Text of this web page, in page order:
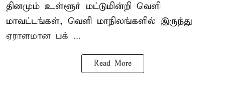
தினமும் உள்ளூர் மட்டுமின்றி வெளி
மாவட்டங்கள், வெளி மாநிலங்களில் இருந்து
ஏராளமான பக் ...
Read More